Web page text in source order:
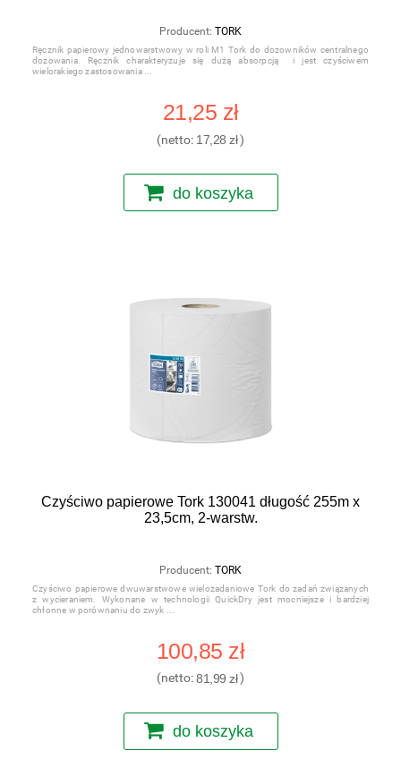
Producent: TORK
Ręcznik papierowy jednowarstwowy w roli M1 Tork do dozowników centralnego
dozowania. Ręcznik charakteryzuje się dużą absorpcją i jest czyściwem
wielorakiego zastosowania
21,25 zł
(netto: 17,28 zł)
do koszyka
Czyściwo papierowe Tork 130041 długość 255m x
23,5cm, 2-warstw.
Producent: TORK
Czyściwo papierowe dwuwarstwowe wielozadaniowe Tork do zadań związanych
z wycieraniem. Wykonane w technologii QuickDry jest mocniejsze i bardziej
chłonne w porównaniu do zwyk
100,85 zł
(netto:81,99 zł)
do koszyka